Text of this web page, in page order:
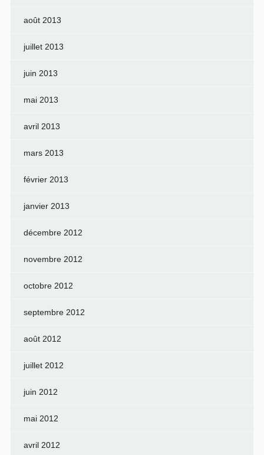
août 2013
juillet 2013
juin 2013
mai 2013
avril 2013
mars 2013
février 2013
janvier 2013
décembre 2012
novembre 2012
octobre 2012
septembre 2012
août 2012
juillet 2012
juin 2012
mai 2012
avril 2012